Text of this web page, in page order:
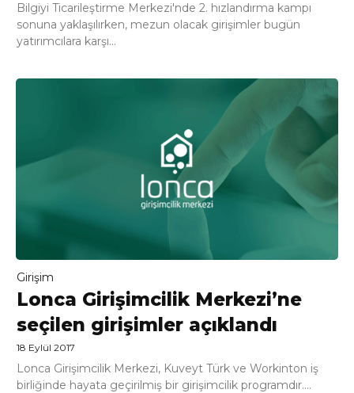
Bilgiyi Ticarileştirme Merkezi'nde 2. hızlandırma kampı
sonuna yaklaşılırken, mezun olacak girişimler bugün
yatırımcılara karşı...
Girişim
Lonca Girişimcilik Merkezi’ne
seçilen girişimler açıklandı
18 Eylül 2017
Lonca Girişimcilik Merkezi, Kuveyt Türk ve Workinton iş
birliğinde hayata geçirilmiş bir girişimcilik programdır....